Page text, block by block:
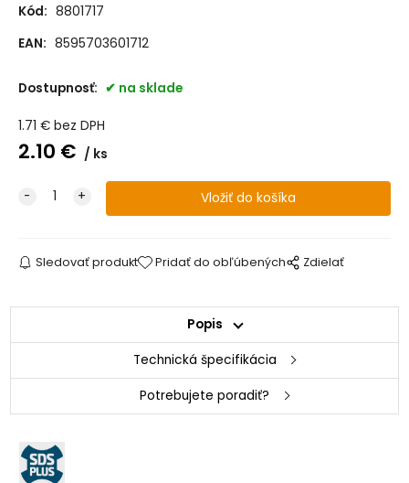
Kód: 8801717
EAN: 8595703601712
Dostupnosť: na sklade
1.71 € bez DPH
2.10 € ks
Sledovať produkt Pridať do obľúbených Zdielať
Popis
Technická špecifikácia
Potrebujete poradiť?